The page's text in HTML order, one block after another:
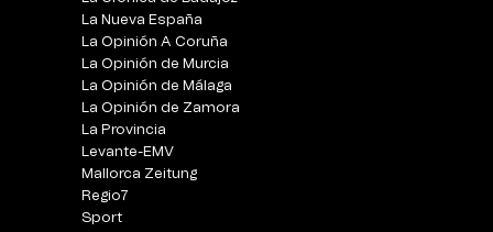
La Nueva España
La Opinión A Coruña
La Opinión de Murcia
La Opinión de Málaga
La Opinión de Zamora
La Provincia
Levante-EMV
Mallorca Zeitung
Regio7
Sport